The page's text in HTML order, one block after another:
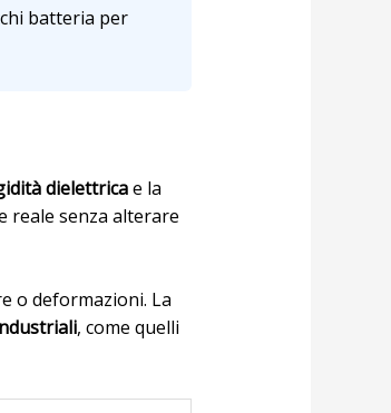
batteria per
dielettricae la
senza alterare
o deformazioni. La
, come quelli